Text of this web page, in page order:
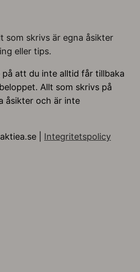
som skrivs är egna åsikter
eller tips.
på att du inte alltid får tillbaka
Allt som skrivs på
åsikter och är inte
| Integritetspolicy